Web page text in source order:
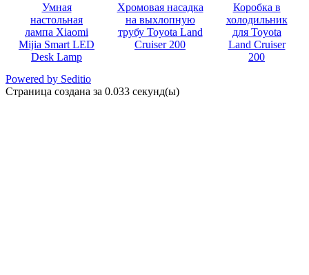
Умная
настольная
лампа Xiaomi
Mijia Smart LED
Desk Lamp
Хромовая насадка
на выхлопную
трубу Toyota Land
Cruiser 200
Коробка в
холодильник
для Toyota
Land Cruiser
200
Powered by Seditio
Страница создана за 0.033 секунд(ы)